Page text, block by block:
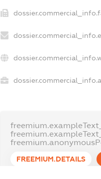
FREEMIUM.DETAILS